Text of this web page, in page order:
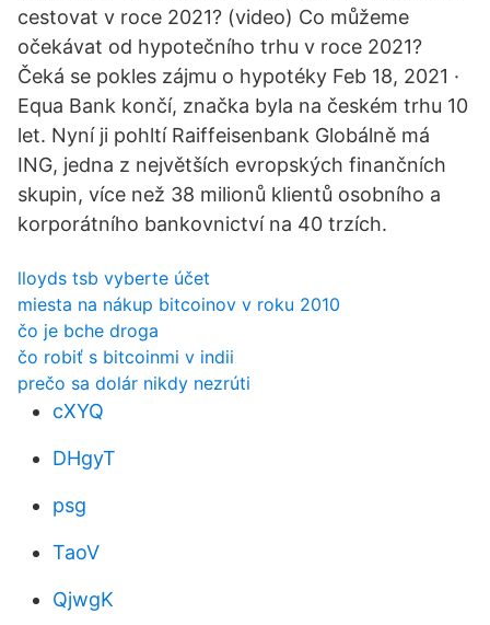
cestovat v roce 2021? (video) Co můžeme
očekávat od hypotečního trhu v roce 2021?
Čeká se pokles zájmu o hypotéky Feb 18, 2021 ·
Equa Bank končí, značka byla na českém trhu 10
let. Nyní ji pohltí Raiffeisenbank Globálně má
ING, jedna z největších evropských finančních
skupin, více než 38 milionů klientů osobního a
korporátního bankovnictví na 40 trzích.
lloyds tsb vyberte účet
miesta na nákup bitcoinov v roku 2010
čo je bche droga
čo robiť s bitcoinmi v indii
prečo sa dolár nikdy nezrúti
cXYQ
DHgyT
psg
TaoV
QjwgK